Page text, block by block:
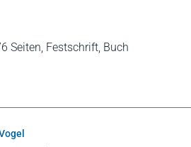
Seiten, Festschrift, Buch